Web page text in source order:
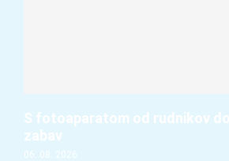
S fotoaparatom od rudnikov
zabav
06. 08. 2026